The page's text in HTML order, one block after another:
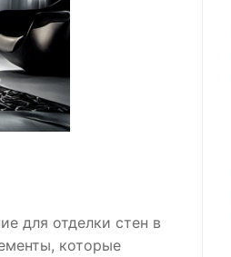
для отделки стен в
которые